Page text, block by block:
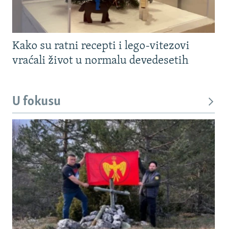
Kako su ratni recepti i lego-vitezovi
vraćali život u normalu devedesetih
U fokusu